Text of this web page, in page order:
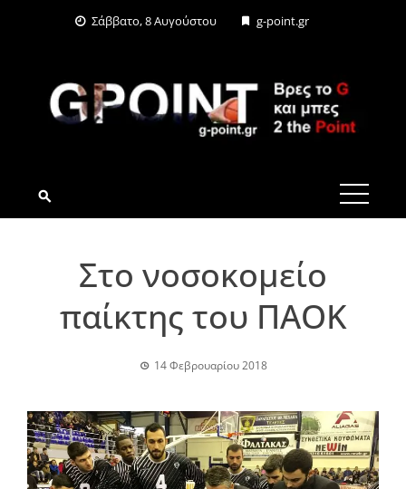
Σάββατο, 8 Αυγούστου g-point.gr
G-POINT.GR
Στο νοσοκομείο
παίκτης του ΠΑΟΚ
14 Φεβρουαρίου 2018